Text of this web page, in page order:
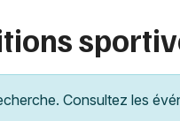
Manifestations
Foires & salons
MarseilleConsultez les